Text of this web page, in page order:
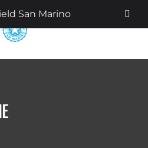
San Marino